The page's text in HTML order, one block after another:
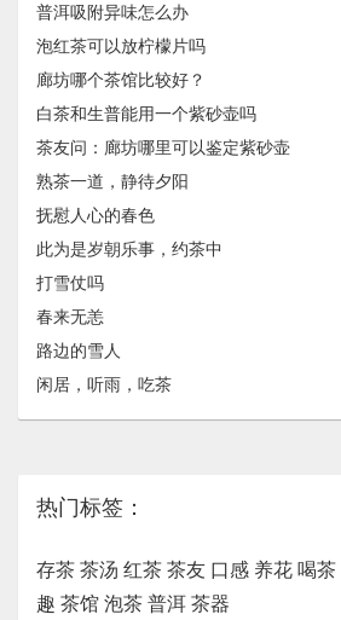
普洱吸附异味怎么办
泡红茶可以放柠檬片吗
廊坊哪个茶馆比较好？
白茶和生普能用一个紫砂壶吗
茶友问：廊坊哪里可以鉴定紫砂壶
熟茶一道，静待夕阳
抚慰人心的春色
此为是岁朝乐事，约茶中
打雪仗吗
春来无恙
路边的雪人
闲居，听雨，吃茶
热门标签：
存茶 茶汤 红茶 茶友 口感 养花 喝茶
趣 茶馆 泡茶 普洱 茶器